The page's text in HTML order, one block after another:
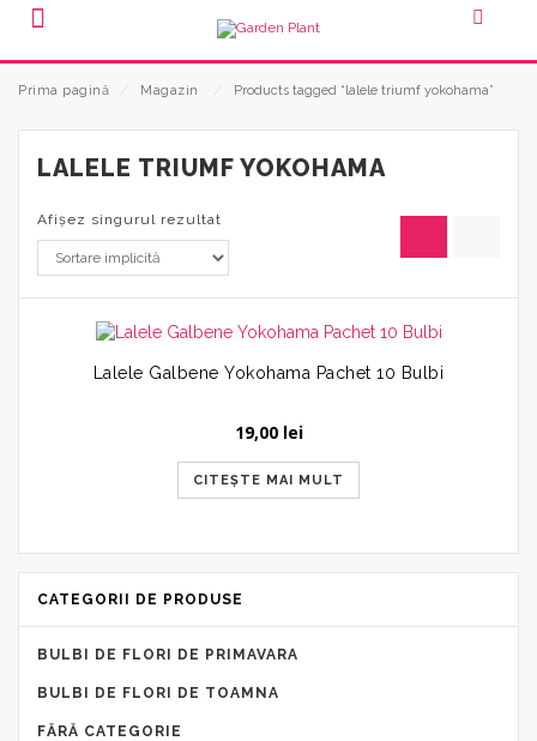
Prima pagină Magazin Products tagged “lalele triumf yokohama”
LALELE TRIUMF YOKOHAMA
Afișez singurul rezultat
Lalele Galbene Yokohama Pachet 10 Bulbi
19,00 lei
CITEȘTE MAI MULT
CATEGORII DE PRODUSE
BULBI DE FLORI DE PRIMAVARA
BULBI DE FLORI DE TOAMNA
FĂRĂ CATEGORIE